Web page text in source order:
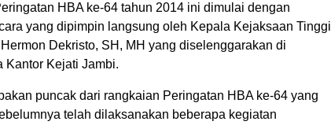
HBA ke-64 tahun 2014 ini dimulai dengan
yang dipimpin langsung oleh Kepala Kejaksaan Tinggi
Dekristo, SH, MH yang diselenggarakan di
Kantor Kejati Jambi.
puncak dari rangkaian Peringatan HBA ke-64 yang
telah dilaksanakan beberapa kegiatan